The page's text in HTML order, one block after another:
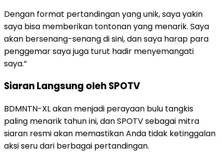
Dengan format pertandingan yang unik, saya yakin
saya bisa memberikan tontonan yang menarik. Saya
akan bersenang-senang di sini, dan saya harap para
penggemar saya juga turut hadir menyemangati
saya.”
Siaran Langsung oleh SPOTV
BDMNTN-XL akan menjadi perayaan bulu tangkis
paling menarik tahun ini, dan SPOTV sebagai mitra
siaran resmi akan memastikan Anda tidak ketinggalan
aksi seru dari berbagai pertandingan.